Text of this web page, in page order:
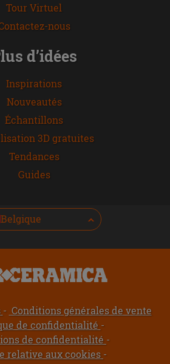
Tour Virtuel
nous
d’idées
Inspirations
Nouveautés
Échantillons
3D gratuites
Tendances
Guides
Belgique
Conditions générales de vente
de confidentialité
de confidentialité
relative aux cookies